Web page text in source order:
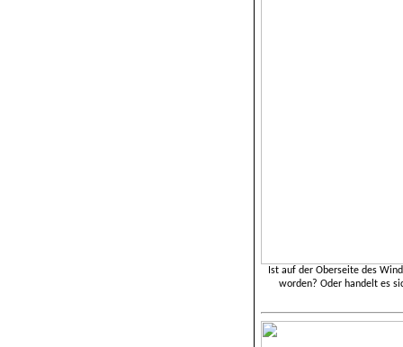
Ist auf der Oberseite des
worden? Oder handelt es